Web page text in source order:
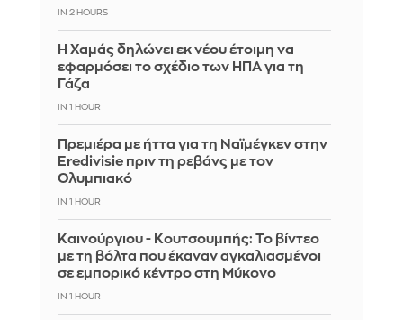
IN 2 HOURS
Η Χαμάς δηλώνει εκ νέου έτοιμη να
εφαρμόσει το σχέδιο των ΗΠΑ για τη
Γάζα
IN 1 HOUR
Πρεμιέρα με ήττα για τη Ναϊμέγκεν στην
Eredivisie πριν τη ρεβάνς με τον
Ολυμπιακό
IN 1 HOUR
Καινούργιου - Κουτσουμπής: Το βίντεο
με τη βόλτα που έκαναν αγκαλιασμένοι
σε εμπορικό κέντρο στη Μύκονο
IN 1 HOUR